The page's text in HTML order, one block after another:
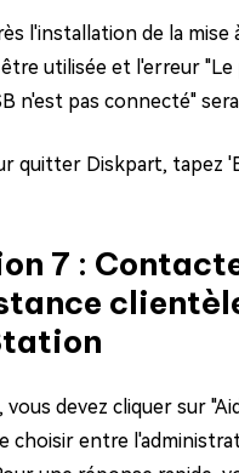
l'installation de la mise
utilisée et l'erreur
n'est pas connecté"
quitter Diskpart, tapez
7 :
devez cliquer sur
choisir entre